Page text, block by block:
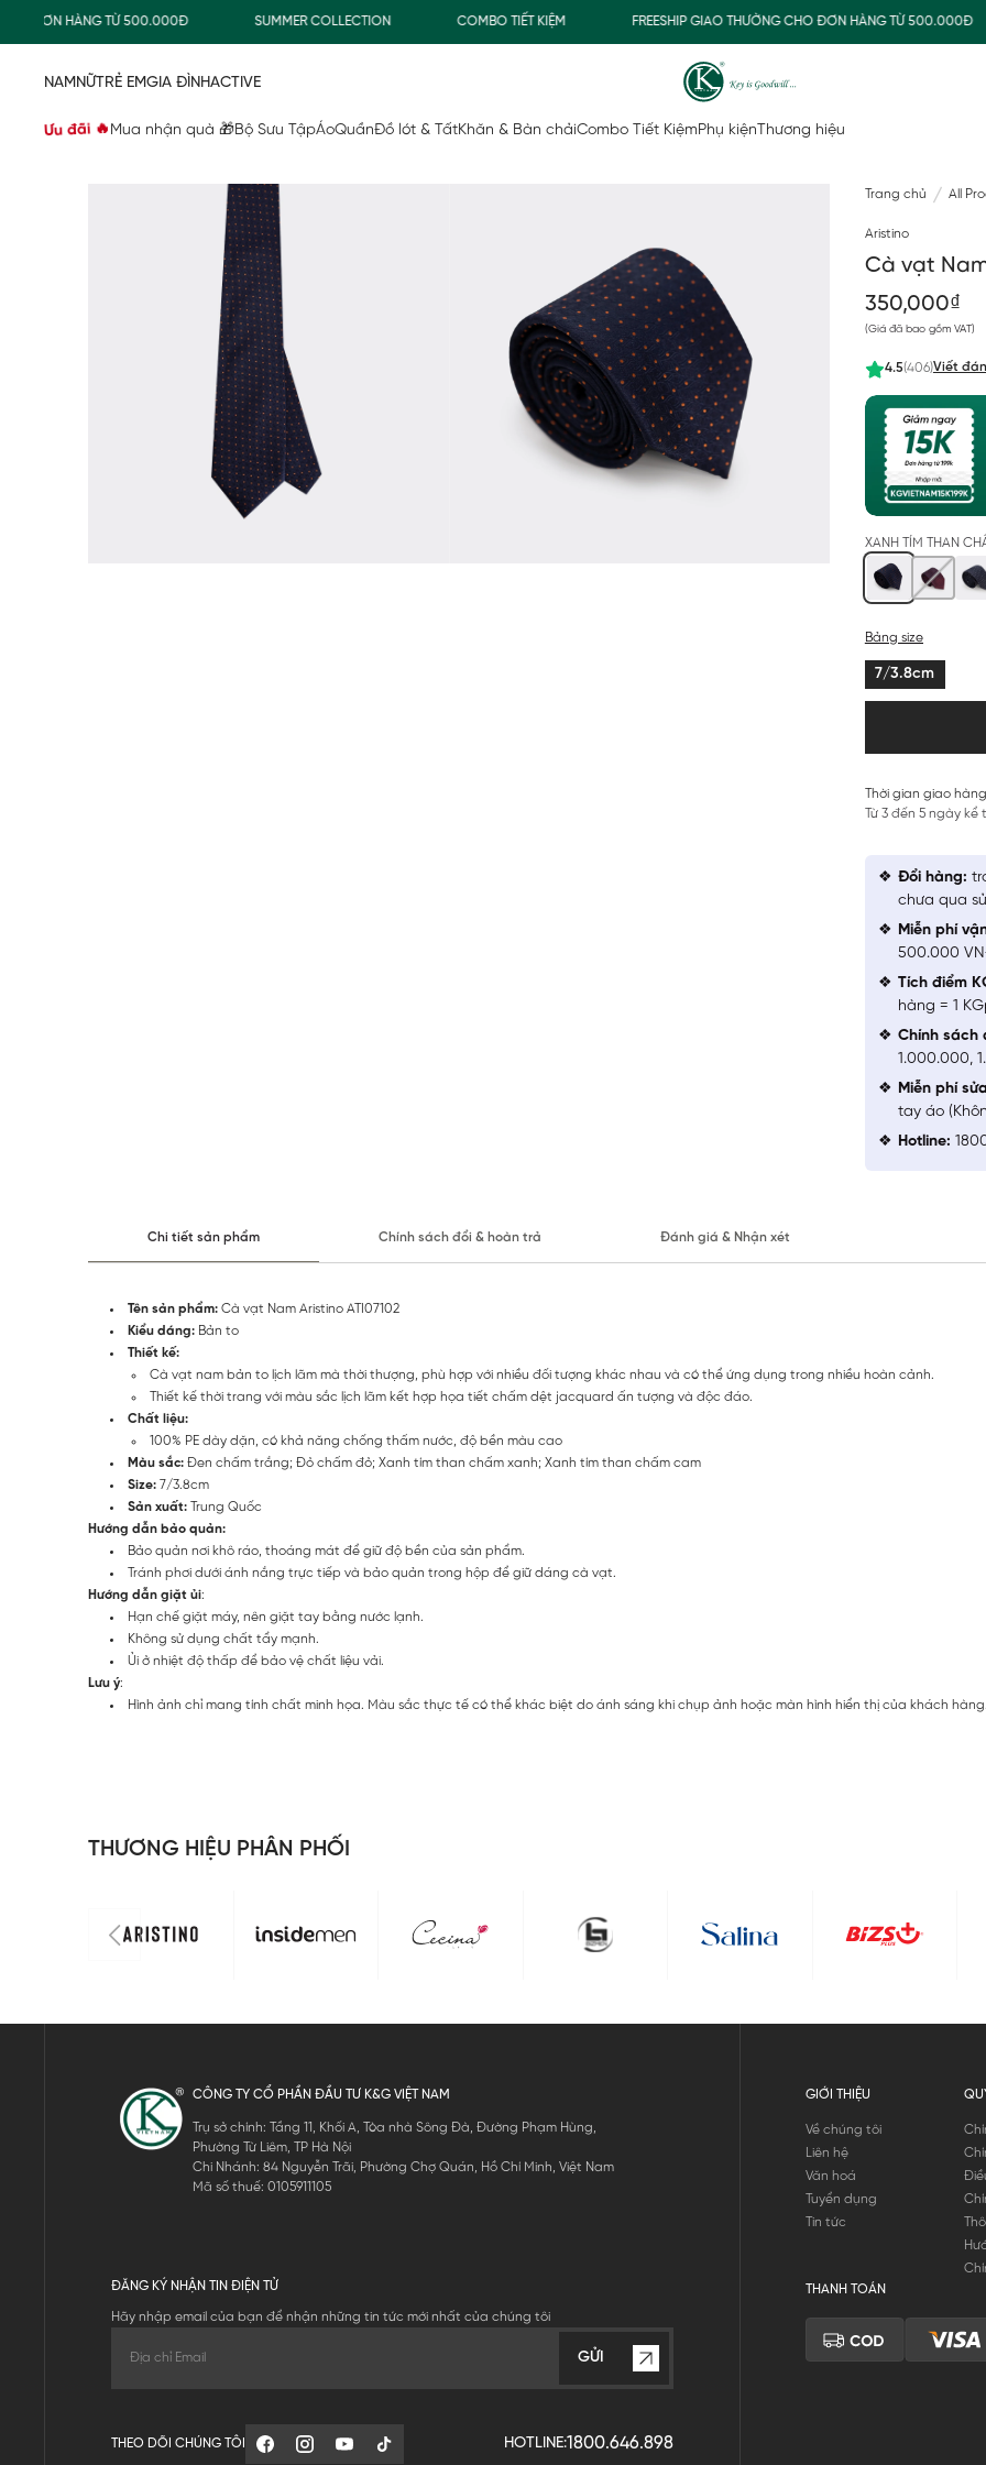
ĐƠN HÀNG TỪ 500.000Đ SUMMER COLLECTION COMBO TIẾT KIỆM FREESHIP GIAO THƯỜNG CHO ĐƠN HÀNG TỪ 500.000Đ
NAMNỮTRẺ EMGIA ĐÌNHACTIVE
Ưu đãi 🔥 Mua nhận quà 🎁Bộ Sưu TậpÁoQuầnĐồ lót & TấtKhăn & Bàn chảiCombo Tiết KiệmPhụ kiện Thương hiệu
Trang chủ All
Aristino
Cà vạt
350,000₫
(Giá đã bao gồm VAT)
4.5(406)Viết
XANH TÍM THAN
Bảng size
7/3.8cm
Thời gian giao
Từ 3 đến 5 ngày
Đổi hàng:
chưa qua
Miễn phí
500.000
Tích điểm
hàng = 1
Chính sách
1.000.000,
Miễn phí
tay áo
Hotline:
Chi tiết sản phẩm Chính sách đổi & hoàn trả Đánh giá & Nhận xét
Tên sản phẩm: Cà vạt Nam Aristino ATI07102
Kiểu dáng: Bản to
Thiết kế:
Cà vạt nam bản to lịch lãm mà thời thượng, phù hợp với nhiều đối tượng khác nhau và có thể ứng dụng trong nhiều hoàn cảnh.
Thiết kế thời trang với màu sắc lịch lãm kết hợp họa tiết chấm dệt jacquard ấn tượng và độc đáo.
Chất liệu:
100% PE dày dặn, có khả năng chống thấm nước, độ bền màu cao
Màu sắc: Đen chấm trắng; Đỏ chấm đỏ; Xanh tím than chấm xanh; Xanh tím than chấm cam
Size: 7/3.8cm
Sản xuất: Trung Quốc
Hướng dẫn bảo quản:
Bảo quản nơi khô ráo, thoáng mát để giữ độ bền của sản phẩm.
Tránh phơi dưới ánh nắng trực tiếp và bảo quản trong hộp để giữ dáng cà vạt.
Hướng dẫn giặt ủi:
Hạn chế giặt máy, nên giặt tay bằng nước lạnh.
Không sử dụng chất tẩy mạnh.
Ủi ở nhiệt độ thấp để bảo vệ chất liệu vải.
Lưu ý:
Hình ảnh chỉ mang tính chất minh họa. Màu sắc thực tế có thể khác biệt do ánh sáng khi chụp ảnh hoặc màn hình hiển thị của khách
THƯƠNG HIỆU PHÂN PHỐI
CÔNG TY CỔ PHẦN ĐẦU TƯ K&G VIỆT NAM
Trụ sở chính: Tầng 11, Khối A, Tòa nhà Sông Đà, Đường Phạm Hùng,
Phường Từ Liêm, TP Hà Nội
Chi Nhánh: 84 Nguyễn Trãi, Phường Chợ Quán, Hồ Chí Minh, Việt Nam
Mã số thuế: 0105911105
ĐĂNG KÝ NHẬN TIN ĐIỆN TỬ
Hãy nhập email của bạn để nhận những tin tức mới nhất của chúng tôi
GỬI
THEO DÕI CHÚNG TÔI HOTLINE:1800.646.898
GIỚI THIỆU
Về chúng tôi
Liên hệ
Văn hoá
Tuyển dụng
Tin tức
THANH TOÁN